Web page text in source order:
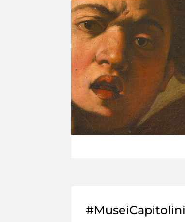
#MuseiCapitolini